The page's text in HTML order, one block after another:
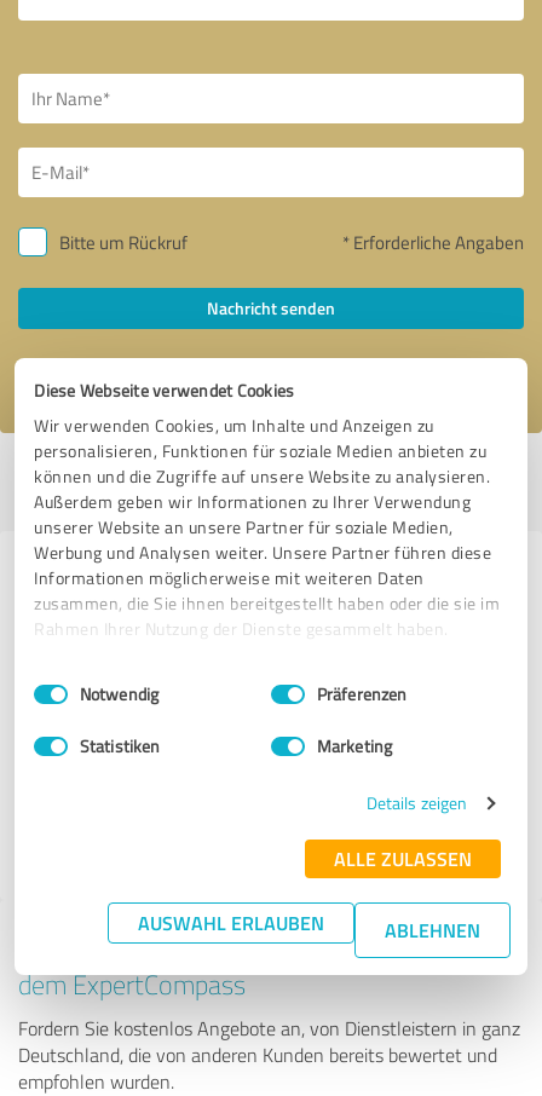
Diese Webseite verwendet Cookies
Wir verwenden Cookies, um Inhalte und Anzeigen zu
personalisieren, Funktionen für soziale Medien anbieten zu
können und die Zugriffe auf unsere Website zu analysieren.
Außerdem geben wir Informationen zu Ihrer Verwendung
unserer Website an unsere Partner für soziale Medien,
Werbung und Analysen weiter. Unsere Partner führen diese
Informationen möglicherweise mit weiteren Daten
zusammen, die Sie ihnen bereitgestellt haben oder die sie im
Rahmen Ihrer Nutzung der Dienste gesammelt haben.
Impressum Datenschutzbestimmungen
Einwilligungsauswahl
Notwendig Präferenzen
Statistiken Marketing
Details zeigen
ALLE ZULASSEN
AUSWAHL ERLAUBEN ABLEHNEN
Bitte um Rückruf * Erforderliche Angaben
Nachricht senden
Ich stimme den
Profil aktiv seit 04.04.2016 |Letzte Aktualisierung: 14.09.2025|Profil
melden
Erfahrungen zu weiteren
Anbietern aus dem Bereich
Rheinland Ring GmbH
Tipp: Die passenden Experten finden - mit
dem ExpertCompass
Fordern Sie kostenlos Angebote an, von Dienstleistern in ganz
Deutschland, die von anderen Kunden bereits bewertet und
empfohlen wurden.